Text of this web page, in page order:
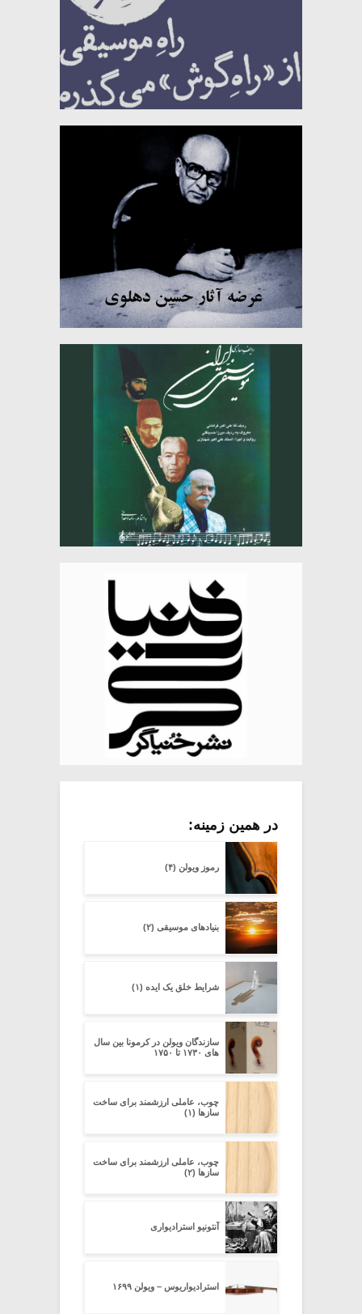
در همین زمینه:
رموز ویولن (۴)
بنیادهای موسیقی (۲)
شرایط خلق یک ایده (۱)
سازندگان ویولن در کرمونا بین سال
های ۱۷۳۰ تا ۱۷۵۰
چوب، عاملی ارزشمند برای ساخت
سازها (۱)
چوب، عاملی ارزشمند برای ساخت
سازها (۲)
آنتونیو استرادیواری
استرادیواریوس – ویولن ۱۶۹۹